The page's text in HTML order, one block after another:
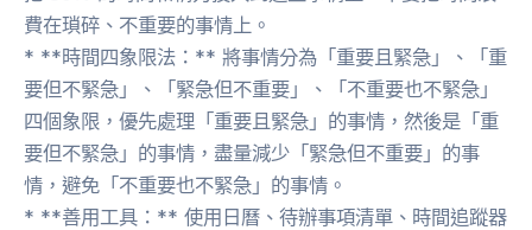
費在瑣碎、不重要的事情上。
* **時間四象限法：** 將事情分為「重要且緊急」、「重
要但不緊急」、「緊急但不重要」、「不重要也不緊急」
四個象限，優先處理「重要且緊急」的事情，然後是「重
要但不緊急」的事情，盡量減少「緊急但不重要」的事
情，避免「不重要也不緊急」的事情。
* **善用工具：** 使用日曆、待辦事項清單、時間追蹤器